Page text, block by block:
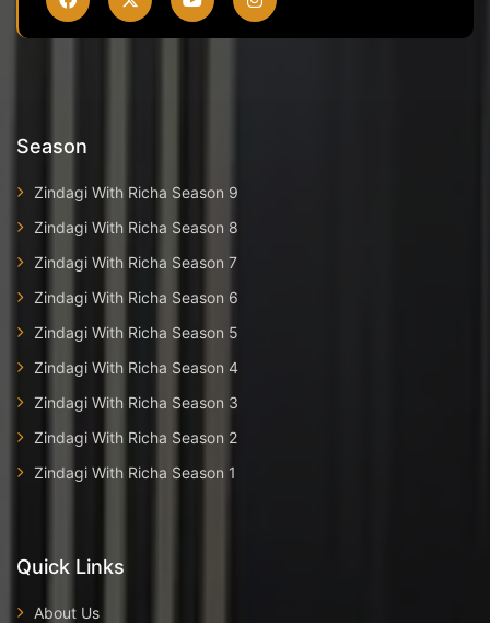
Season
Zindagi With Richa Season 9
Zindagi With Richa Season 8
Zindagi With Richa Season 7
Zindagi With Richa Season 6
Zindagi With Richa Season 5
Zindagi With Richa Season 4
Zindagi With Richa Season 3
Zindagi With Richa Season 2
Zindagi With Richa Season 1
Quick Links
About Us